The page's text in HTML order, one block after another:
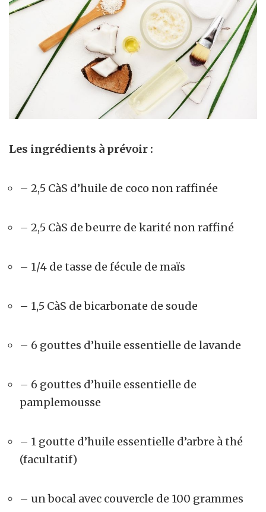
Les ingrédients à prévoir :
– 2,5 CàS d’huile de coco non raffinée
– 2,5 CàS de beurre de karité non raffiné
– 1/4 de tasse de fécule de maïs
– 1,5 CàS de bicarbonate de soude
– 6 gouttes d’huile essentielle de lavande
– 6 gouttes d’huile essentielle de
pamplemousse
– 1 goutte d’huile essentielle d’arbre à thé
(facultatif)
– un bocal avec couvercle de 100 grammes